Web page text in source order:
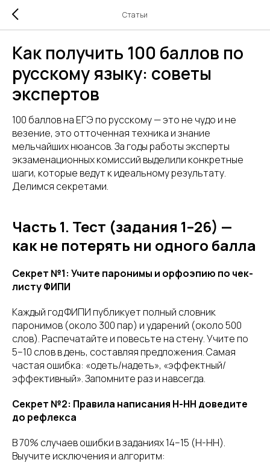
Статьи
Как получить 100 баллов по
русскому языку: советы
экспертов
100 баллов на ЕГЭ по русскому — это не чудо и не
везение, это отточенная техника и знание
мельчайших нюансов. За годы работы эксперты
экзаменационных комиссий выделили конкретные
шаги, которые ведут к идеальному результату.
Делимся секретами.
Часть 1. Тест (задания 1–26) —
как не потерять ни одного балла
Секрет №1: Учите паронимы и орфоэпию по чек-
листу ФИПИ
Каждый год ФИПИ публикует полный словник
паронимов (около 300 пар) и ударений (около 500
слов). Распечатайте и повесьте на стену. Учите по
5–10 слов в день, составляя предложения. Самая
частая ошибка: «одеть/надеть», «эффектный/
эффективный». Запомните раз и навсегда.
Секрет №2: Правила написания Н-НН доведите
до рефлекса
В 70% случаев ошибки в заданиях 14–15 (Н-НН).
Выучите исключения и алгоритм: